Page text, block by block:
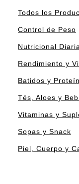
Todos los
Control de Peso
Nutricional
Rendimiento y
Batidos y
Tés, Aloes y
Vitaminas y
Sopas y Snack
Piel, Cuerpo y